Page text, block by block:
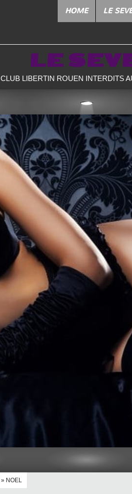
LE
CLUB LIBERTIN ROUEN INTERDITS
HOME LE
» NOEL